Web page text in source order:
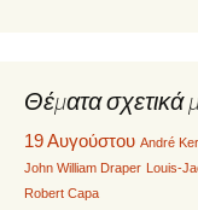
Θέματα σχετικά
19 Αυγούστου André
John William Draper Louis-
Robert Capa